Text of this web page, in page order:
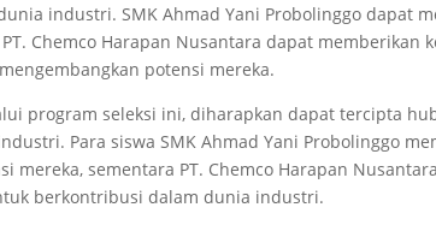
industri. SMK Ahmad Yani Probolinggo dapat
Chemco Harapan Nusantara dapat memberikan
potensi mereka.
program seleksi ini, diharapkan dapat tercipta
Para siswa SMK Ahmad Yani Probolinggo
mereka, sementara PT. Chemco Harapan
berkontribusi dalam dunia industri.